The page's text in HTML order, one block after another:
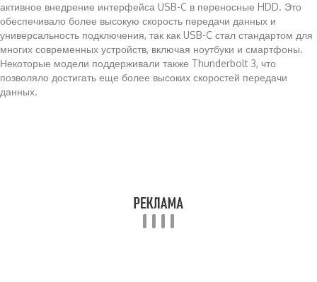
активное внедрение интерфейса USB-C в переносные HDD. Это
обеспечивало более высокую скорость передачи данных и
универсальность подключения, так как USB-C стал стандартом для
многих современных устройств, включая ноутбуки и смартфоны.
Некоторые модели поддерживали также Thunderbolt 3, что
позволяло достигать еще более высоких скоростей передачи
данных.